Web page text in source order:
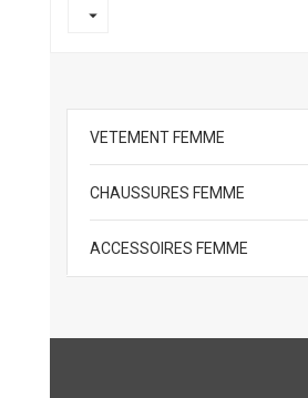
VETEMENT FEMME
CHAUSSURES FEMME
ACCESSOIRES FEMME
